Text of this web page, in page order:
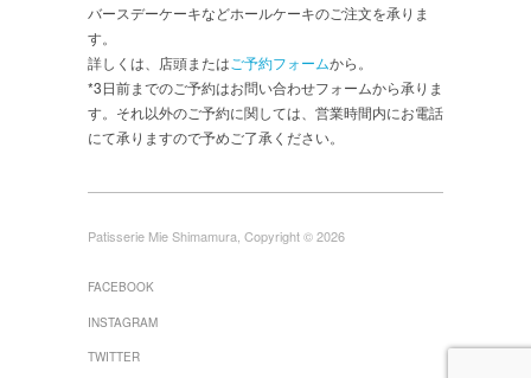
バースデーケーキなどホールケーキのご注文を承りま
す。
詳しくは、店頭またはご予約フォームから。
*3日前までのご予約はお問い合わせフォームから承りま
す。それ以外のご予約に関しては、営業時間内にお電話
にて承りますので予めご了承ください。
Patisserie Mie Shimamura, Copyright © 2026
FACEBOOK
INSTAGRAM
TWITTER